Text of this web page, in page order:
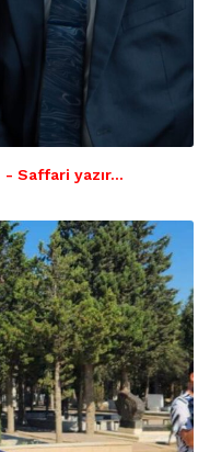
- Saffari yazır…